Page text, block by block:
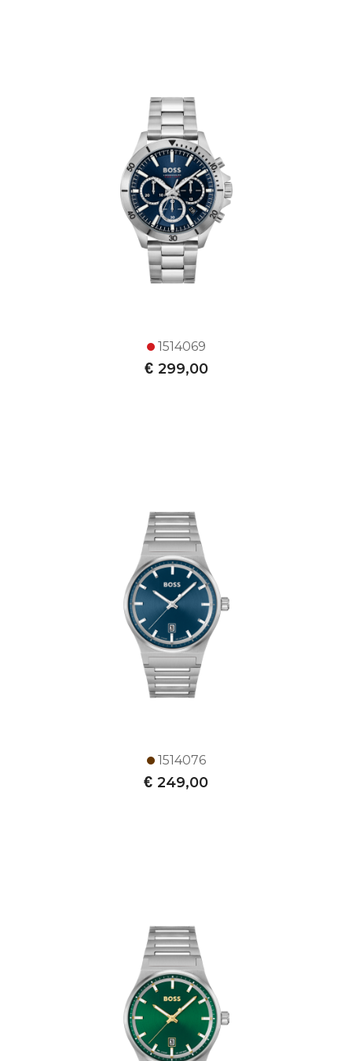
1514069
€ 299,00
1514076
€ 249,00